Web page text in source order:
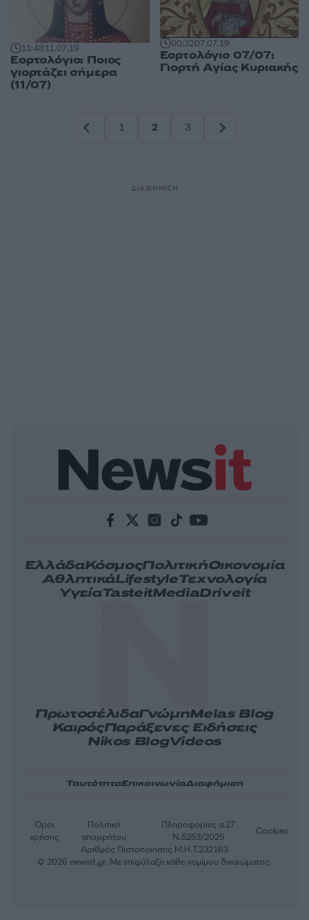
11:4811.07.19
Εορτολόγιο: Ποιος
γιορτάζει σήμερα
(11/07)
00:3207.07.19
Εορτολόγιο 07/07:
Γιορτή Αγίας Κυριακής
1
2
3
ΔΙΑΦΗΜΙΣΗ
ΕλλάδαΚόσμοςΠολιτικήΟικονομία
ΑθλητικάLifestyleΤεχνολογία
ΥγείαTasteitMediaDriveit
ΠρωτοσέλιδαΓνώμηMelas Blog
ΚαιρόςΠαράξενες Ειδήσεις
Nikos BlogVideos
ΤαυτότηταΕπικοινωνίαΔιαφήμιση
Αριθμός Πιστοποίησης Μ.Η.Τ.232163
Όροι
χρήσης
Πολιτική
απορρήτου
Πληροφορίες α.27
Ν.5253/2025
Cookies
© 2026 newsit.gr. Με επιφύλαξη κάθε νομίμου δικαιώματος.